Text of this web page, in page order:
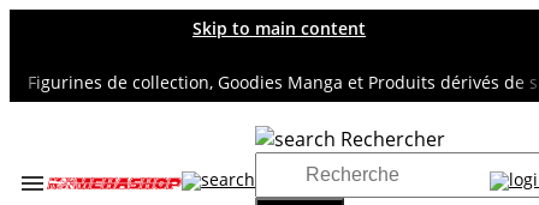
Skip to main content
de collection, Goodies Manga et Produits dérivés de
Rechercher
Accueil